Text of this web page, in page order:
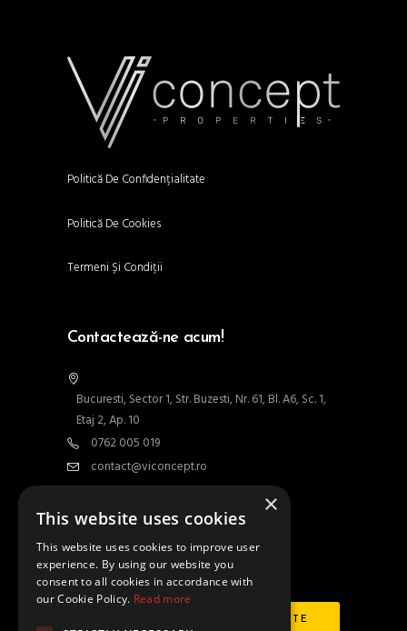
Politică De Confidențialitate
Politică De Cookies
Termeni Și Condiții
Contactează-ne acum!
Bucuresti, Sector 1, Str. Buzesti, Nr. 61, Bl. A6, Sc. 1,
Etaj 2, Ap. 10
0762 005 019
contact@viconcept.ro
Contact
Abonează-te la newsletter
×
This website uses cookies
This website uses cookies to improve user
experience. By using our website you
consent to all cookies in accordance with
our Cookie Policy. Read more